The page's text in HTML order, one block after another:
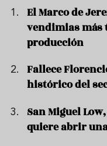
El Marco de
vendimias más
producción
Fallece
histórico del
San Miguel
quiere abrir